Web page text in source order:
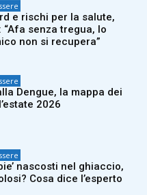
e rischi per la salute,
“Afa senza tregua, lo
non si recupera”
Dengue, la mappa dei
2026
nascosti nel ghiaccio,
Cosa dice l’esperto